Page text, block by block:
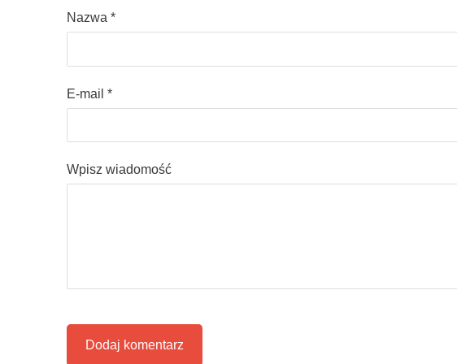
Nazwa *
E-mail *
Wpisz wiadomość